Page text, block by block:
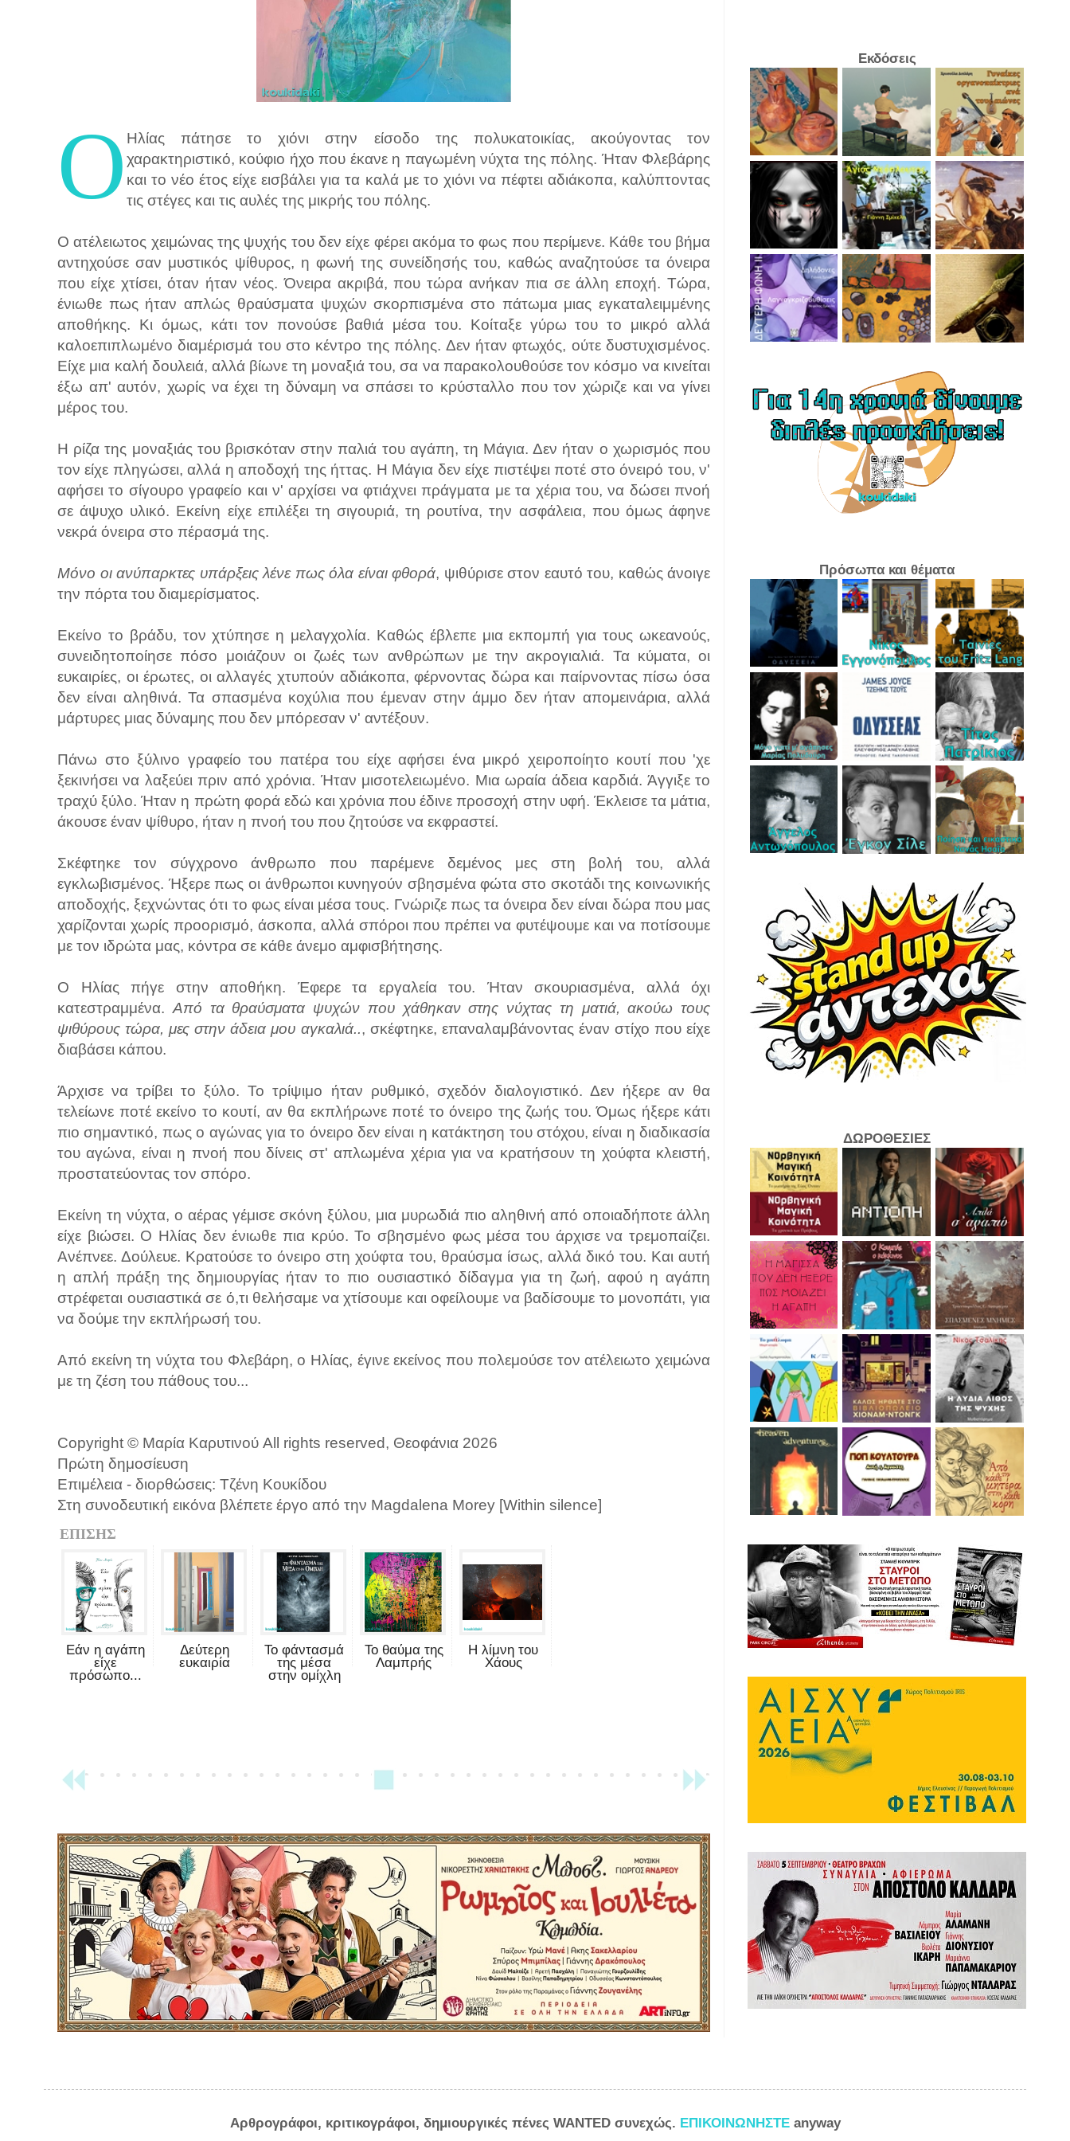
Ο Ηλίας πάτησε το χιόνι στην είσοδο της πολυκατοικίας, ακούγοντας τον
χαρακτηριστικό, κούφιο ήχο που έκανε η παγωμένη νύχτα της πόλης. Ήταν Φλεβάρης
και το νέο έτος είχε εισβάλει για τα καλά με το χιόνι να πέφτει αδιάκοπα, καλύπτοντας
τις στέγες και τις αυλές της μικρής του πόλης.
Ο ατέλειωτος χειμώνας της ψυχής του δεν είχε φέρει ακόμα το φως που περίμενε. Κάθε του βήμα
αντηχούσε σαν μυστικός ψίθυρος, η φωνή της συνείδησής του, καθώς αναζητούσε τα όνειρα
που είχε χτίσει, όταν ήταν νέος. Όνειρα ακριβά, που τώρα ανήκαν πια σε άλλη εποχή. Τώρα,
ένιωθε πως ήταν απλώς θραύσματα ψυχών σκορπισμένα στο πάτωμα μιας εγκαταλειμμένης
αποθήκης. Κι όμως, κάτι τον πονούσε βαθιά μέσα του. Κοίταξε γύρω του το μικρό αλλά
καλοεπιπλωμένο διαμέρισμά του στο κέντρο της πόλης. Δεν ήταν φτωχός, ούτε δυστυχισμένος.
Είχε μια καλή δουλειά, αλλά βίωνε τη μοναξιά του, σα να παρακολουθούσε τον κόσμο να κινείται
έξω απ' αυτόν, χωρίς να έχει τη δύναμη να σπάσει το κρύσταλλο που τον χώριζε και να γίνει
μέρος του.
Η ρίζα της μοναξιάς του βρισκόταν στην παλιά του αγάπη, τη Μάγια. Δεν ήταν ο χωρισμός που
τον είχε πληγώσει, αλλά η αποδοχή της ήττας. Η Μάγια δεν είχε πιστέψει ποτέ στο όνειρό του, ν'
αφήσει το σίγουρο γραφείο και ν' αρχίσει να φτιάχνει πράγματα με τα χέρια του, να δώσει πνοή
σε άψυχο υλικό. Εκείνη είχε επιλέξει τη σιγουριά, τη ρουτίνα, την ασφάλεια, που όμως άφηνε
νεκρά όνειρα στο πέρασμά της.
Μόνο οι ανύπαρκτες υπάρξεις λένε πως όλα είναι φθορά, ψιθύρισε στον εαυτό του, καθώς άνοιγε
την πόρτα του διαμερίσματος.
Εκείνο το βράδυ, τον χτύπησε η μελαγχολία. Καθώς έβλεπε μια εκπομπή για τους ωκεανούς,
συνειδητοποίησε πόσο μοιάζουν οι ζωές των ανθρώπων με την ακρογιαλιά. Τα κύματα, οι
ευκαιρίες, οι έρωτες, οι αλλαγές χτυπούν αδιάκοπα, φέρνοντας δώρα και παίρνοντας πίσω όσα
δεν είναι αληθινά. Τα σπασμένα κοχύλια που έμεναν στην άμμο δεν ήταν απομεινάρια, αλλά
μάρτυρες μιας δύναμης που δεν μπόρεσαν ν' αντέξουν.
Πάνω στο ξύλινο γραφείο του πατέρα του είχε αφήσει ένα μικρό χειροποίητο κουτί που 'χε
ξεκινήσει να λαξεύει πριν από χρόνια. Ήταν μισοτελειωμένο. Μια ωραία άδεια καρδιά. Άγγιξε το
τραχύ ξύλο. Ήταν η πρώτη φορά εδώ και χρόνια που έδινε προσοχή στην υφή. Έκλεισε τα μάτια,
άκουσε έναν ψίθυρο, ήταν η πνοή του που ζητούσε να εκφραστεί.
Σκέφτηκε τον σύγχρονο άνθρωπο που παρέμενε δεμένος μες στη βολή του, αλλά
εγκλωβισμένος. Ήξερε πως οι άνθρωποι κυνηγούν σβησμένα φώτα στο σκοτάδι της κοινωνικής
αποδοχής, ξεχνώντας ότι το φως είναι μέσα τους. Γνώριζε πως τα όνειρα δεν είναι δώρα που μας
χαρίζονται χωρίς προορισμό, άσκοπα, αλλά σπόροι που πρέπει να φυτέψουμε και να ποτίσουμε
με τον ιδρώτα μας, κόντρα σε κάθε άνεμο αμφισβήτησης.
Ο Ηλίας πήγε στην αποθήκη. Έφερε τα εργαλεία του. Ήταν σκουριασμένα, αλλά όχι
κατεστραμμένα. Από τα θραύσματα ψυχών που χάθηκαν στης νύχτας τη ματιά, ακούω τους
ψιθύρους τώρα, μες στηνάδεια μου αγκαλιά.., σκέφτηκε, επαναλαμβάνοντας έναν στίχο που είχε
διαβάσει κάπου.
Άρχισε να τρίβει το ξύλο. Το τρίψιμο ήταν ρυθμικό, σχεδόν διαλογιστικό. Δεν ήξερε αν θα
τελείωνε ποτέ εκείνο το κουτί, αν θα εκπλήρωνε ποτέ το όνειρο της ζωής του. Όμως ήξερε κάτι
πιο σημαντικό, πως ο αγώνας για το όνειρο δεν είναι η κατάκτηση του στόχου, είναι η διαδικασία
του αγώνα, είναι η πνοή που δίνεις στ' απλωμένα χέρια για να κρατήσουν τη χούφτα κλειστή,
προστατεύοντας τον σπόρο.
Εκείνη τη νύχτα, ο αέρας γέμισε σκόνη ξύλου, μια μυρωδιά πιο αληθινή από οποιαδήποτε άλλη
είχε βιώσει. Ο Ηλίας δεν ένιωθε πια κρύο. Το σβησμένο φως μέσα του άρχισε να τρεμοπαίζει.
Ανέπνεε. Δούλευε. Κρατούσε το όνειρο στη χούφτα του, θραύσμα ίσως, αλλά δικό του. Και αυτή
η απλή πράξη της δημιουργίας ήταν το πιο ουσιαστικό δίδαγμα για τη ζωή, αφού η αγάπη
στρέφεται ουσιαστικά σε ό,τι θελήσαμε να χτίσουμε και οφείλουμε να βαδίσουμε το μονοπάτι, για
να δούμε την εκπλήρωσή του.
Από εκείνη τη νύχτα του Φλεβάρη, ο Ηλίας, έγινε εκείνος που πολεμούσε τον ατέλειωτο χειμώνα
με τη ζέση του πάθους του...
Copyright © Μαρία Καρυτινού All rights reserved, Θεοφάνια 2026
Πρώτη δημοσίευση
Επιμέλεια - διορθώσεις: Τζένη Κουκίδου
Στη συνοδευτική εικόνα βλέπετε έργο από την Magdalena Morey [Within silence]
ΕΠΙΣΗΣ
Εάν η αγάπη
είχε
πρόσωπο...
Δεύτερη
ευκαιρία
Το φάντασμά
της μέσα
στην ομίχλη
Το θαύμα της
Λαμπρής
Η λίμνη του
Χάους
Εκδόσεις
Πρόσωπα και θέματα
ΔΩΡΟΘΕΣΙΕΣ
Αρθρογράφοι, κριτικογράφοι, δημιουργικές πένες WANTED συνεχώς. ΕΠΙΚΟΙΝΩΝΗΣΤΕ anyway